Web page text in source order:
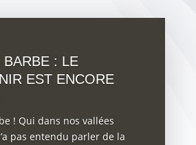
BARBE : LE
EST ENCORE
! Qui dans nos vallées
pas entendu parler de la